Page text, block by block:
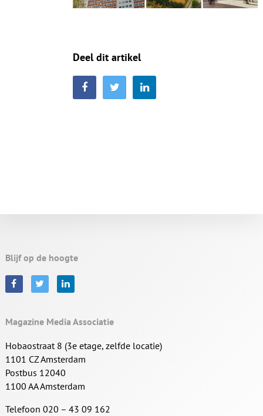
Deel dit artikel
Blijf op de hoogte
Magazine Media Associatie
Hobaostraat 8 (3e etage, zelfde locatie)
1101 CZ Amsterdam
Postbus 12040
1100 AA Amsterdam
Telefoon 020 – 43 09 162